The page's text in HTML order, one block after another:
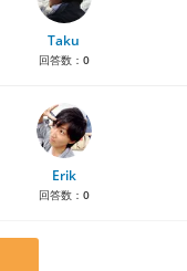
Taku
回答数： 0
Erik
回答数： 0